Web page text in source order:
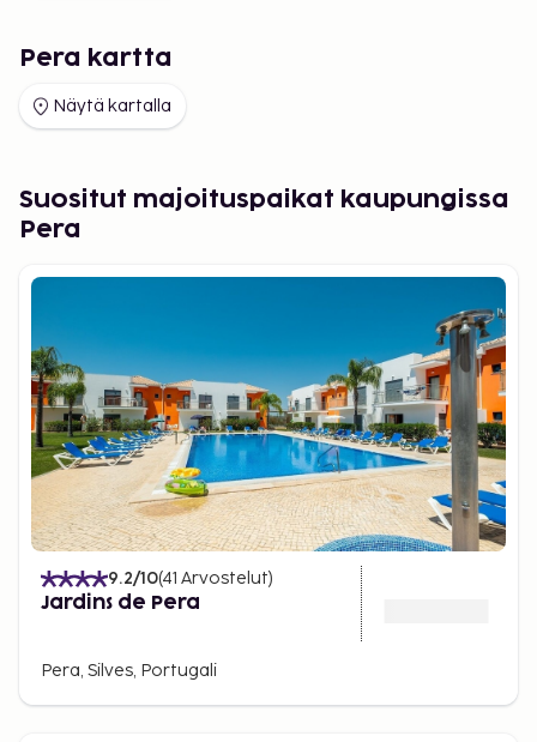
Pera kartta
Näytä kartalla
Suositut majoituspaikat kaupungissa
Pera
9.2/10(41 Arvostelut)
Jardins de Pera
Pera, Silves, Portugali